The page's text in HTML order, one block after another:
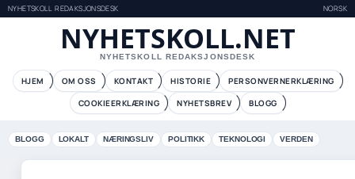
NYHETSKOLL REDAKSJONSDESK NORSK
NYHETSKOLL.NET
NYHETSKOLL REDAKSJONSDESK
HJEM OM OSS KONTAKT HISTORIE
PERSONVERNERKLÆRING
COOKIEERKLÆRING
NYHETSBREV BLOGG
BLOGG LOKALT NÆRINGSLIV POLITIKK TEKNOLOGI VERDEN